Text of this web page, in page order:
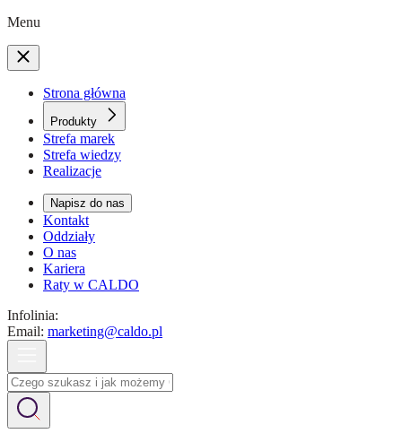
Menu
Strona główna
Produkty
Strefa marek
Strefa wiedzy
Realizacje
Napisz do nas
Kontakt
Oddziały
O nas
Kariera
Raty w CALDO
Infolinia:
Email: marketing@caldo.pl